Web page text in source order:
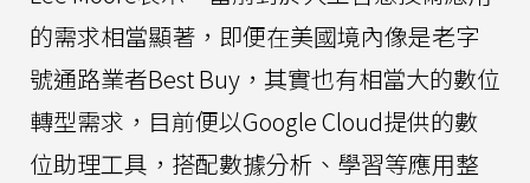
的需求相當顯著，即便在美國境內像是老字
號通路業者Best Buy，其實也有相當大的數位
轉型需求，目前便以Google Cloud提供的數
位助理工具，搭配數據分析、學習等應用整